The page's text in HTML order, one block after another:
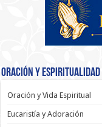
Oración y Espiritualidad
Oración y Vida Espiritual
Eucaristía y Adoración